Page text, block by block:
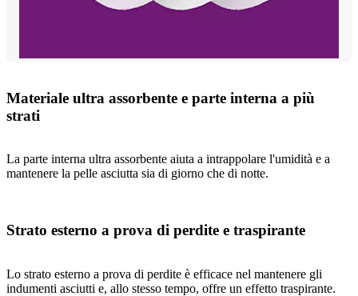
Materiale ultra assorbente e parte interna a più
strati
La parte interna ultra assorbente aiuta a intrappolare l'umidità e a
mantenere la pelle asciutta sia di giorno che di notte.
Strato esterno a prova di perdite e traspirante
Lo strato esterno a prova di perdite è efficace nel mantenere gli
indumenti asciutti e, allo stesso tempo, offre un effetto traspirante.